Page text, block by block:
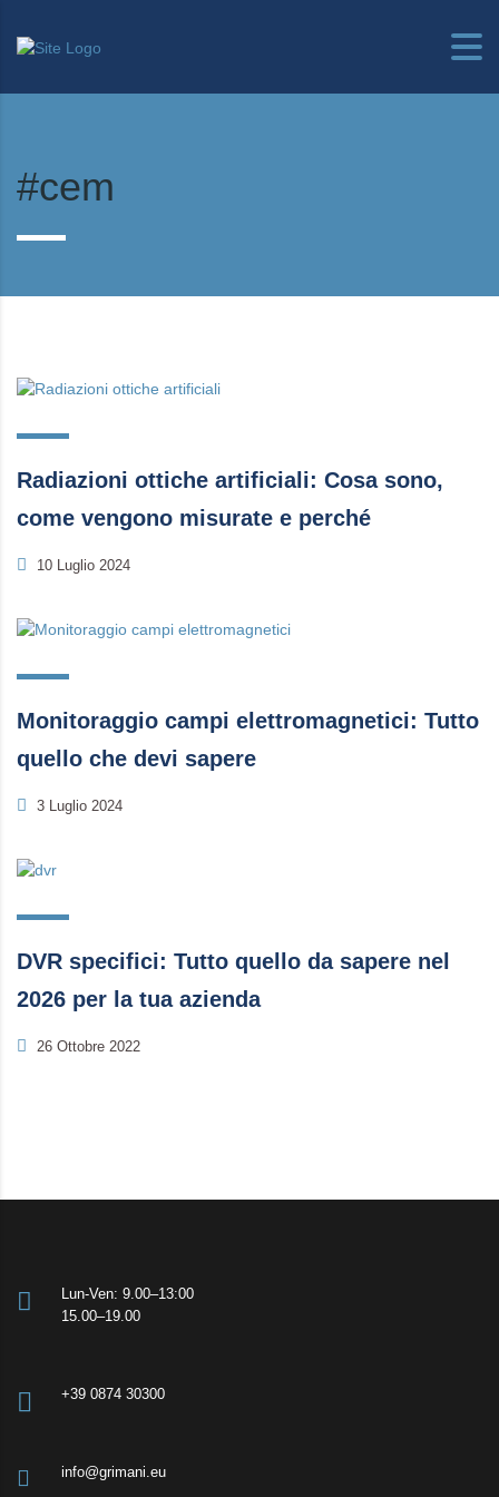
#cem
Radiazioni ottiche artificiali: Cosa sono,
come vengono misurate e perché
10 Luglio 2024
Monitoraggio campi elettromagnetici: Tutto
quello che devi sapere
3 Luglio 2024
DVR specifici: Tutto quello da sapere nel
2026 per la tua azienda
26 Ottobre 2022
Lun-Ven: 9.00–13:00
15.00–19.00
+39 0874 30300
info@grimani.eu